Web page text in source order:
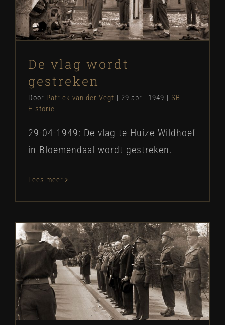
SB Historie
De vlag wordt
gestreken
Door Patrick van der Vegt | 29 april 1949 | SB
Historie
29-04-1949: De vlag te Huize Wildhoef
in Bloemendaal wordt gestreken.
Lees meer
Grote afscheidsparade in
Bloemendaal
SB Historie